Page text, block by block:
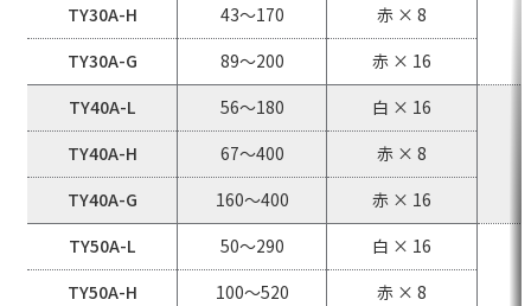
TY30A-H
43～170
赤 × 8
TY30A-G
89～200
赤 × 16
TY40A-L
56～180
白 × 16
TY40A-H
67～400
赤 × 8
TY40A-G
160～400
赤 × 16
TY50A-L
50～290
白 × 16
TY50A-H
100～520
赤 × 8